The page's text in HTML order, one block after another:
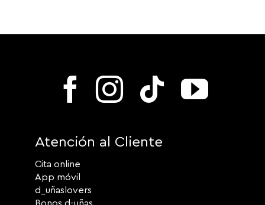
Atención al Cliente
Cita online
App móvil
d_uñaslovers